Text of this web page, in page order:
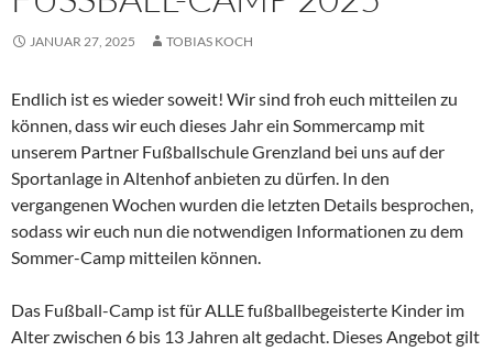
JANUAR 27, 2025 TOBIAS KOCH
Endlich ist es wieder soweit! Wir sind froh euch mitteilen zu
können, dass wir euch dieses Jahr ein Sommercamp mit
unserem Partner Fußballschule Grenzland bei uns auf der
Sportanlage in Altenhof anbieten zu dürfen. In den
vergangenen Wochen wurden die letzten Details besprochen,
sodass wir euch nun die notwendigen Informationen zu dem
Sommer-Camp mitteilen können.
Das Fußball-Camp ist für ALLE fußballbegeisterte Kinder im
Alter zwischen 6 bis 13 Jahren alt gedacht. Dieses Angebot gilt